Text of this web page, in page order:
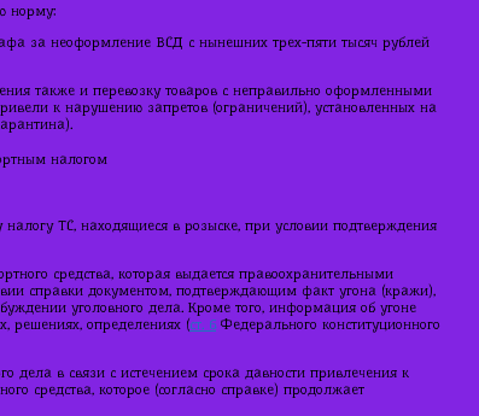
норму:
за неоформление ВСД с нынешних трех-пяти тысяч рублей
также и перевозку товаров с неправильно оформленными
к нарушению запретов (ограничений), установленных на
налогом
ТС, находящиеся в розыске, при условии подтверждения
средства, которая выдается правоохранительными
справки документом, подтверждающим факт угона (кражи),
уголовного дела. Кроме того, информация об угоне
решениях, определениях (ст. 6Федерального конституционного
в связи с истечением срока давности привлечения к
средства, которое (согласно справке) продолжает